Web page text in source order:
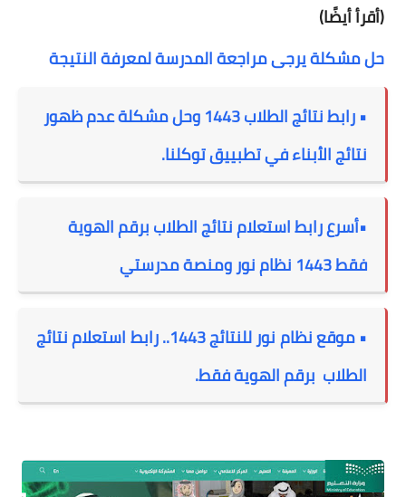
(أقرأ أيضًا)
حل مشكلة يرجى مراجعة المدرسة لمعرفة النتيجة
• رابط نتائج الطلاب 1443 وحل مشكلة عدم ظهور
نتائج الأبناء في تطبييق توكلنا.
•أسرع رابط استعلام نتائج الطلاب برقم الهوية
فقط 1443 نظام نور ومنصة مدرستي
• موقع نظام نور للنتائج 1443.. رابط استعلام نتائج
الطلاب برقم الهوية فقط.